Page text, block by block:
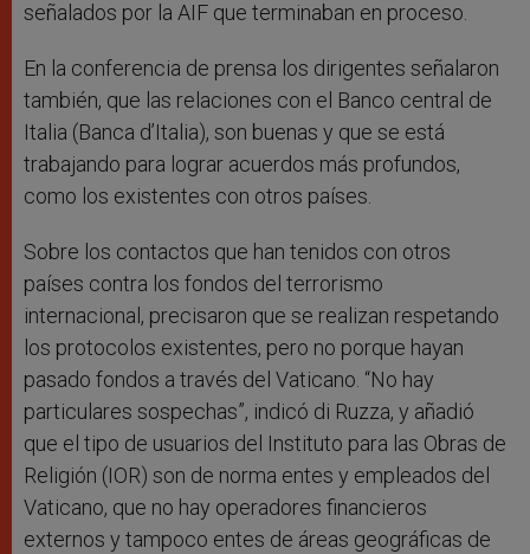
señalados por la AIF que terminaban en proceso.
En la conferencia de prensa los dirigentes señalaron
también, que las relaciones con el Banco central de
Italia (Banca d’Italia), son buenas y que se está
trabajando para lograr acuerdos más profundos,
como los existentes con otros países.
Sobre los contactos que han tenidos con otros
países contra los fondos del terrorismo
internacional, precisaron que se realizan respetando
los protocolos existentes, pero no porque hayan
pasado fondos a través del Vaticano. “No hay
particulares sospechas”, indicó di Ruzza, y añadió
que el tipo de usuarios del Instituto para las Obras de
Religión (IOR) son de norma entes y empleados del
Vaticano, que no hay operadores financieros
externos y tampoco entes de áreas geográficas de